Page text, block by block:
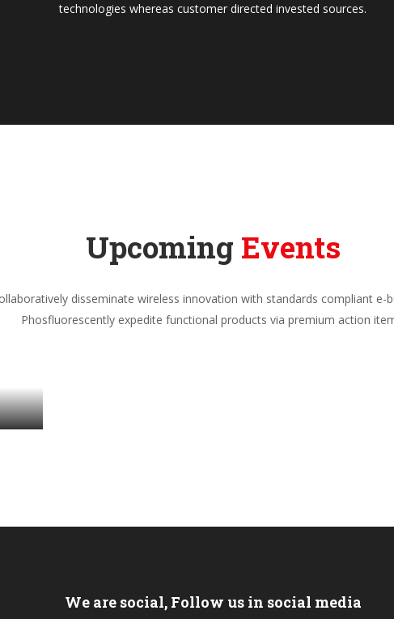
technologies whereas customer directed invested sources.
Upcoming Events
disseminate wireless innovation with standards compliant e-
Phosfluorescently expedite functional products via premium action
We are social, Follow us in social media